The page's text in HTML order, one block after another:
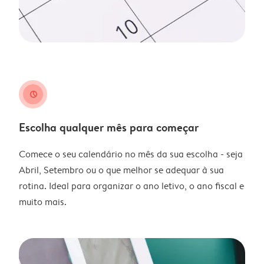
clock
Escolha qualquer mês para começar
Comece o seu calendário no mês da sua escolha - seja
Abril, Setembro ou o que melhor se adequar à sua
rotina. Ideal para organizar o ano letivo, o ano fiscal e
muito mais.